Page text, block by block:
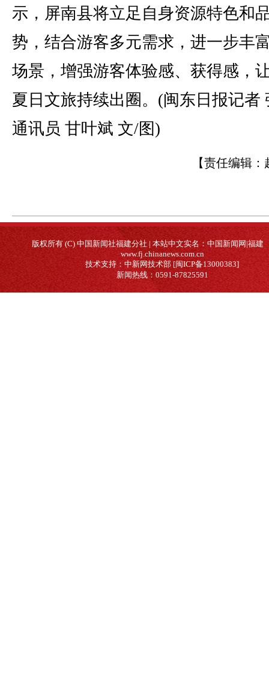
示，屏南县将立足自身资源特色和
势，结合游客多元需求，进一步丰
场景，增强游客体验感、获得感，
夏日文旅持续出圈。(闽东日报记者
通讯员 甘叶斌 文/图)
【责任编辑：
版权所有 (C) 中国新闻社福建分社 | 本站中文实名：中国新闻网|福建
www.fj.chinanews.com.cn
技术支持：中新网技术部 [闽ICP备13000383]
新闻热线：0591-87825591